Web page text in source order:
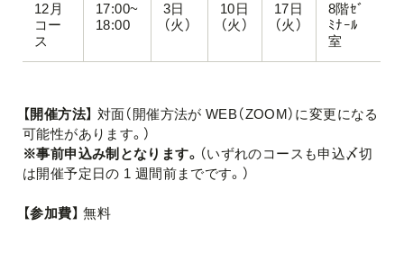
12月
コー
ス
17:00~
18:00
3日
（火）
10日
（火）
17日
（火）
8階ｾﾞ
ﾐﾅｰﾙ
室
【開催方法】 対面（開催方法が WEB（ZOOM）に変更になる
可能性があります。）
※事前申込み制となります。 （いずれのコースも申込〆切
は開催予定日の 1 週間前までです。）
【参加費】無料